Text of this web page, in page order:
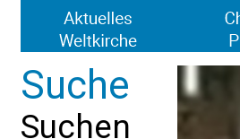
Suche
Suchen